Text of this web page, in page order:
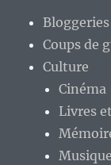
Bloggeries
Coups de
Culture
Cinéma
Livres
Musique